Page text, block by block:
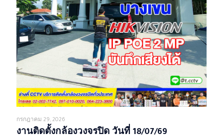
กรกฎาคม 29, 2026
งานติดตั้งกล้องวงจรปิด วันที่ 18/07/69